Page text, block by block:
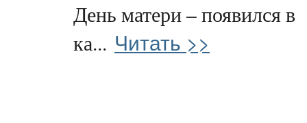
День матери – появился в
ка... Читать >>